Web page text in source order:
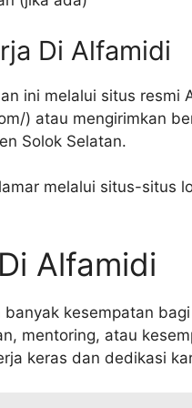
Di Alfamidi
ini melalui situs resmi
) atau mengirimkan
Solok Selatan.
melalui situs-situs
Alfamidi
kesempatan
mentoring, atau
keras dan dedikasi